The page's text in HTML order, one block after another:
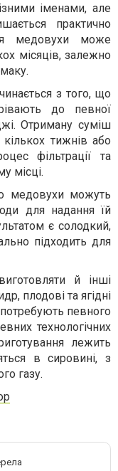
іменами, але
практично
медовухи може
місяців, залежно
з того, що
до певної
Отриману суміш
тижнів або
фільтрації та
місці.
медовухи можуть
для надання їй
є солодкий,
підходить для
й інші
плодові та ягідні
певного
технологічних
лежить
в сировині, з
газу.